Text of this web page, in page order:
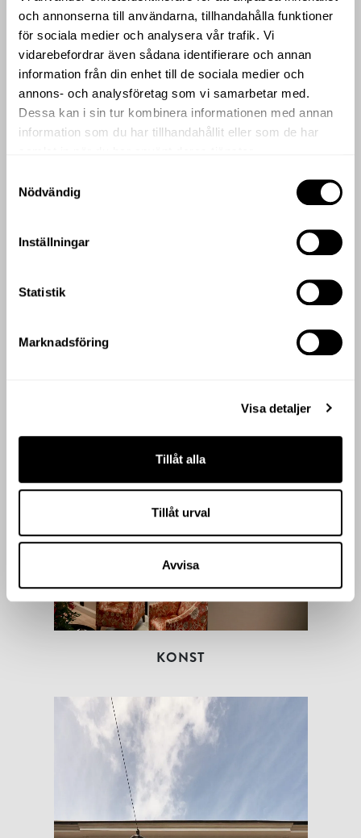
och annonserna till användarna, tillhandahålla funktioner
för sociala medier och analysera vår trafik. Vi
vidarebefordrar även sådana identifierare och annan
information från din enhet till de sociala medier och
annons- och analysföretag som vi samarbetar med.
Dessa kan i sin tur kombinera informationen med annan
information som du har tillhandahållit eller som de har
Nödvändig
Inställningar
Statistik
Marknadsföring
Visa detaljer
Tillåt alla
Tillåt urval
Avvisa
KONST